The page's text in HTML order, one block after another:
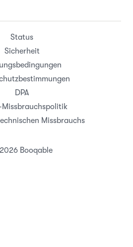
Booqable
Status
Sicherheit
DPA
Missbrauchspolitik
Missbrauchs